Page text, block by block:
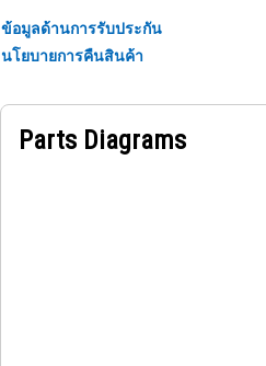
ข้อมูลด้านการรับประกัน
นโยบายการคืนสินค้า
Parts Diagrams